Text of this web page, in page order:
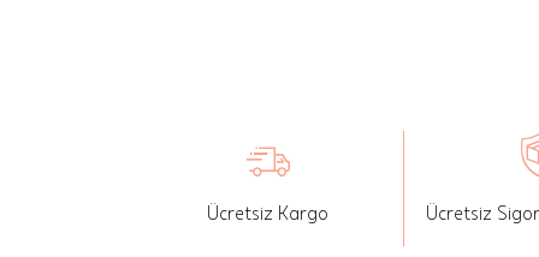
Ücretsiz Kargo ÜcretsizÖnemli: